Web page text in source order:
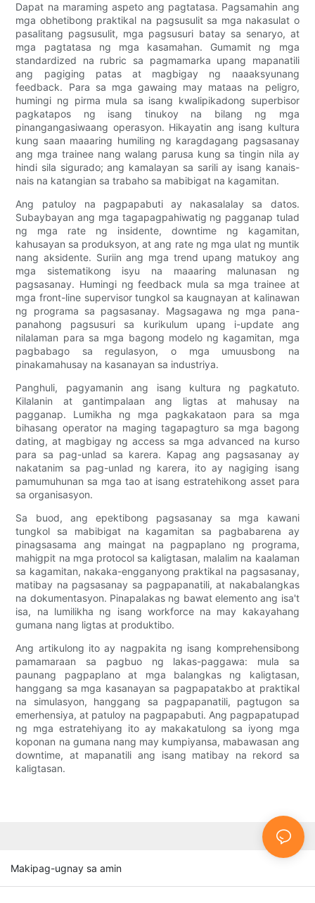
Dapat na maraming aspeto ang pagtatasa. Pagsamahin ang
mga obhetibong praktikal na pagsusulit sa mga nakasulat o
pasalitang pagsusulit, mga pagsusuri batay sa senaryo, at
mga pagtatasa ng mga kasamahan. Gumamit ng mga
standardized na rubric sa pagmamarka upang mapanatili
ang pagiging patas at magbigay ng naaaksyunang
feedback. Para sa mga gawaing may mataas na peligro,
humingi ng pirma mula sa isang kwalipikadong superbisor
pagkatapos ng isang tinukoy na bilang ng mga
pinangangasiwaang operasyon. Hikayatin ang isang kultura
kung saan maaaring humiling ng karagdagang pagsasanay
ang mga trainee nang walang parusa kung sa tingin nila ay
hindi sila sigurado; ang kamalayan sa sarili ay isang kanais-
nais na katangian sa trabaho sa mabibigat na kagamitan.
Ang patuloy na pagpapabuti ay nakasalalay sa datos.
Subaybayan ang mga tagapagpahiwatig ng pagganap tulad
ng mga rate ng insidente, downtime ng kagamitan,
kahusayan sa produksyon, at ang rate ng mga ulat ng muntik
nang aksidente. Suriin ang mga trend upang matukoy ang
mga sistematikong isyu na maaaring malunasan ng
pagsasanay. Humingi ng feedback mula sa mga trainee at
mga front-line supervisor tungkol sa kaugnayan at kalinawan
ng programa sa pagsasanay. Magsagawa ng mga pana-
panahong pagsusuri sa kurikulum upang i-update ang
nilalaman para sa mga bagong modelo ng kagamitan, mga
pagbabago sa regulasyon, o mga umuusbong na
pinakamahusay na kasanayan sa industriya.
Panghuli, pagyamanin ang isang kultura ng pagkatuto.
Kilalanin at gantimpalaan ang ligtas at mahusay na
pagganap. Lumikha ng mga pagkakataon para sa mga
bihasang operator na maging tagapagturo sa mga bagong
dating, at magbigay ng access sa mga advanced na kurso
para sa pag-unlad sa karera. Kapag ang pagsasanay ay
nakatanim sa pag-unlad ng karera, ito ay nagiging isang
pamumuhunan sa mga tao at isang estratehikong asset para
sa organisasyon.
Sa buod, ang epektibong pagsasanay sa mga kawani
tungkol sa mabibigat na kagamitan sa pagbabarena ay
pinagsasama ang maingat na pagpaplano ng programa,
mahigpit na mga protocol sa kaligtasan, malalim na kaalaman
sa kagamitan, nakaka-engganyong praktikal na pagsasanay,
matibay na pagsasanay sa pagpapanatili, at nakabalangkas
na dokumentasyon. Pinapalakas ng bawat elemento ang isa't
isa, na lumilikha ng isang workforce na may kakayahang
gumana nang ligtas at produktibo.
Ang artikulong ito ay nagpakita ng isang komprehensibong
pamamaraan sa pagbuo ng lakas-paggawa: mula sa
paunang pagpaplano at mga balangkas ng kaligtasan,
hanggang sa mga kasanayan sa pagpapatakbo at praktikal
na simulasyon, hanggang sa pagpapanatili, pagtugon sa
emerhensiya, at patuloy na pagpapabuti. Ang pagpapatupad
ng mga estratehiyang ito ay makakatulong sa iyong mga
koponan na gumana nang may kumpiyansa, mabawasan ang
downtime, at mapanatili ang isang matibay na rekord sa
kaligtasan.
Makipag-ugnay sa amin